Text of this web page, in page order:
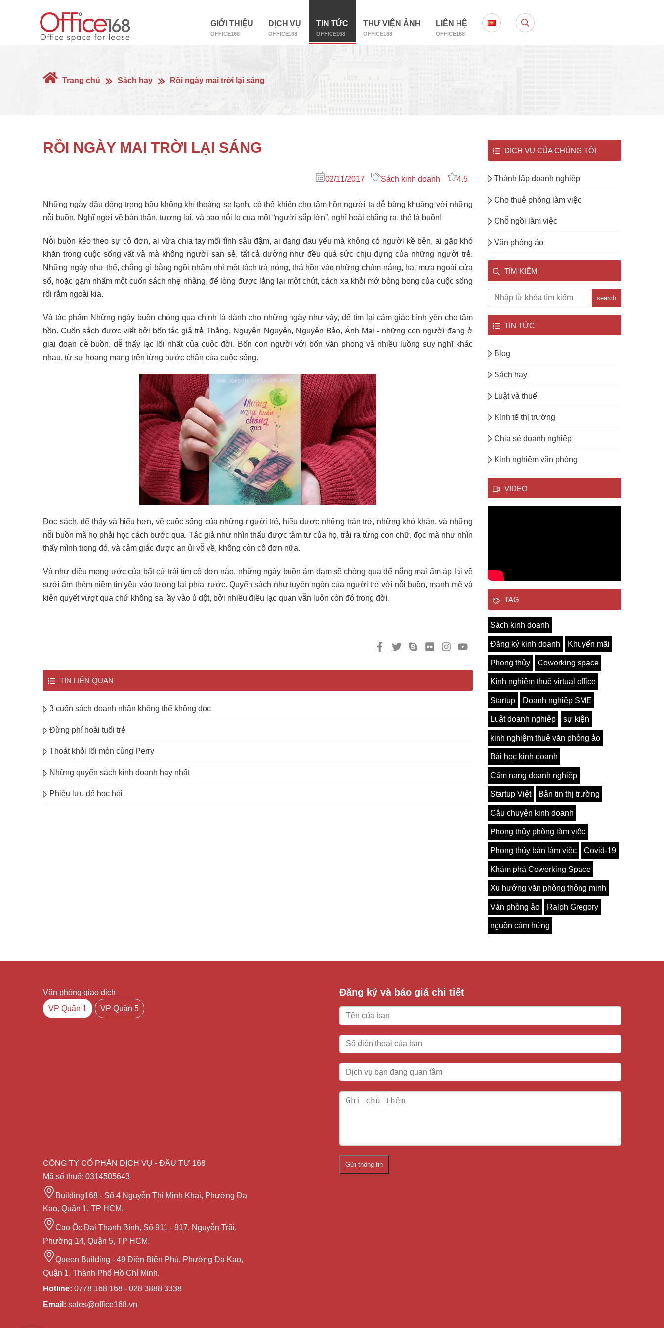
GIỚI THIỆU
OFFICE168
DỊCH VỤ
OFFICE168
TIN TỨC
OFFICE168
THƯ VIỆN ẢNH
OFFICE168
LIÊN HỆ
OFFICE168
Trang chủ Sách hay Rồi ngày mai trời lại sáng
RỒI NGÀY MAI TRỜI LẠI SÁNG
02/11/2017 Sách kinh doanh 4.5
Những ngày đầu đông trong bầu không khí thoáng se lạnh, có thể khiến cho tâm hồn người ta dễ bâng khuâng với những
nỗi buồn. Nghĩ ngợi về bản thân, tương lai, và bao nỗi lo của một “người sắp lớn”, nghĩ hoài chẳng ra, thế là buồn!
Nỗi buồn kéo theo sự cô đơn, ai vừa chia tay mối tình sâu đậm, ai đang đau yếu mà không có người kề bên, ai gặp khó
khăn trong cuộc sống vất vả mà không người san sẻ, tất cả dường như đều quá sức chịu đựng của những người trẻ.
Những ngày như thế, chẳng gì bằng ngồi nhâm nhi một tách trà nóng, thả hồn vào những chùm nắng, hạt mưa ngoài cửa
sổ, hoặc gặm nhấm một cuốn sách nhẹ nhàng, để lòng được lắng lại một chút, cách xa khỏi mớ bòng bong của cuộc sống
rối rắm ngoài kia.
Và tác phẩm Những ngày buồn chóng qua chính là dành cho những ngày như vậy, để tìm lại cảm giác bình yên cho tâm
hồn. Cuốn sách được viết bởi bốn tác giả trẻ Thắng, Nguyên Nguyên, Nguyên Bảo, Ánh Mai - những con người đang ở
giai đoạn dễ buồn, dễ thấy lạc lối nhất của cuộc đời. Bốn con người với bốn văn phong và nhiều luồng suy nghĩ khác
nhau, từ sự hoang mang trên từng bước chân của cuộc sống.
Đọc sách, để thấy và hiểu hơn, về cuộc sống của những người trẻ, hiểu được những trăn trở, những khó khăn, và những
nỗi buồn mà họ phải học cách bước qua. Tác giả như nhìn thấu được tâm tư của họ, trải ra từng con chữ, đọc mà như nhìn
thấy mình trong đó, và cảm giác được an ủi vỗ về, không còn cô đơn nữa.
Và như điều mong ước của bất cứ trái tim cô đơn nào, những ngày buồn ảm đạm sẽ chóng qua để nắng mai ấm áp lại về
sưởi ấm thêm niềm tin yêu vào tương lai phía trước. Quyển sách như tuyên ngôn của người trẻ với nỗi buồn, mạnh mẽ và
kiên quyết vượt qua chứ không sa lầy vào ủ dột, bởi nhiều điều lạc quan vẫn luôn còn đó trong đời.
TIN LIÊN QUAN
3 cuốn sách doanh nhân không thể không đọc
Đừng phí hoài tuổi trẻ
Thoát khỏi lối mòn cùng Perry
Những quyển sách kinh doanh hay nhất
Phiêu lưu để học hỏi
DỊCH VỤ CỦA CHÚNG TÔI
Thành lập doanh nghiệp
Cho thuê phòng làm việc
Chỗ ngồi làm việc
Văn phòng ảo
TÌM KIẾM
search
TIN TỨC
Blog
Sách hay
Luật và thuế
Kinh tế thị trường
Chia sẻ doanh nghiệp
Kinh nghiệm văn phòng
VIDEO
TAG
Sách kinh doanh
Đăng ký kinh doanh Khuyến mãi
Phong thủy Coworking space
Kinh nghiệm thuê virtual office
Startup Doanh nghiệp SME
Luật doanh nghiệp sự kiện
kinh nghiệm thuê văn phòng ảo
Bài học kinh doanh
Cẩm nang doanh nghiệp
Startup Việt Bản tin thị trường
Câu chuyện kinh doanh
Phong thủy phòng làm việc
Phong thủy bàn làm việc Covid-19
Khám phá Coworking Space
Xu hướng văn phòng thông minh
Văn phòng ảo Ralph Gregory
nguồn cảm hứng
Văn phòng giao dịch
VP Quận 1
VP Quận 5
CÔNG TY CỔ PHẦN DỊCH VỤ - ĐẦU TƯ 168
Mã số thuế: 0314505643
Building168 - Số 4 Nguyễn Thị Minh Khai, Phường Đa
Kao, Quận 1, TP HCM.
Cao Ốc Đại Thanh Bình, Số 911 - 917, Nguyễn Trãi,
Phường 14, Quận 5, TP HCM.
Queen Building - 49 Điện Biên Phủ, Phường Đa Kao,
Quận 1, Thành Phố Hồ Chí Minh.
Hotline: 0778 168 168 - 028 3888 3338
Email: sales@office168.vn
Đăng ký và báo giá chi tiết
Gửi thông tin